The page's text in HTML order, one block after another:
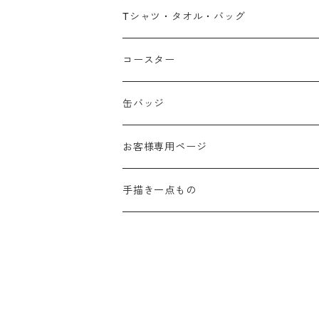
広島弁
春
夏
秋
冬
Tシャツ・タオル・バッグ
コースター
缶バッジ
お客様専用ページ
手描き一点もの